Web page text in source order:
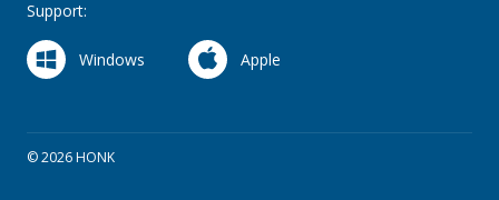
Support:
Windows Apple
© 2026 HONK